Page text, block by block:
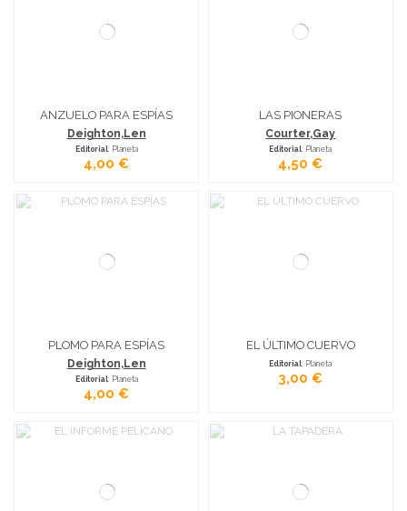
ANZUELO PARA ESPÍAS
Deighton,Len
Editorial: Planeta
4,00 €
LAS PIONERAS
Courter,Gay
Editorial: Planeta
4,50 €
PLOMO PARA ESPÍAS
Deighton,Len
Editorial: Planeta
4,00 €
EL ÚLTIMO CUERVO
Editorial: Planeta
3,00 €